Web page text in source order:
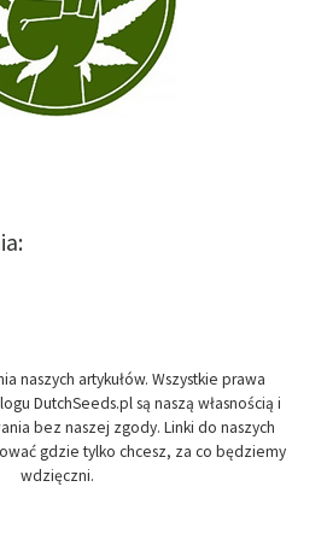
naszych artykułów. Wszystkie prawa
DutchSeeds.pl są naszą własnością i
bez naszej zgody. Linki do naszych
gdzie tylko chcesz, za co będziemy
wdzięczni.